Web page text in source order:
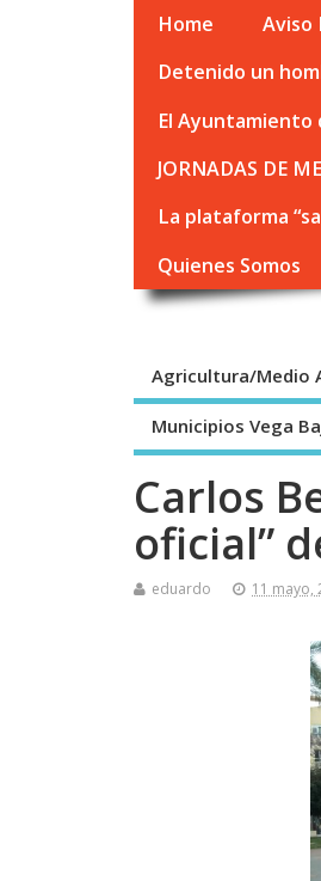
Home Aviso
Detenido un
El Ayuntamiento
JORNADAS DE
La plataforma
Quienes Somos
Agricultura/Medio
Municipios Vega
Carlos
oficial”
eduardo 11 mayo,